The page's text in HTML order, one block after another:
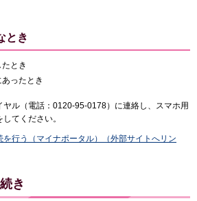
とき
とき
ったとき
ヤル（電話：0120-95-0178）に連絡し、スマホ用
てください。
を行う（マイナポータル）（外部サイトへリン
き